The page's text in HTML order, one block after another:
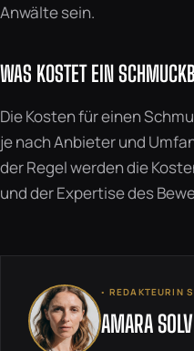
Anwälte sein.
WAS KOSTET EIN
Die Kosten für einen
je nach Anbieter und
der Regel werden die
und der Expertise des
◦ REDAKTEURIN
AMARA